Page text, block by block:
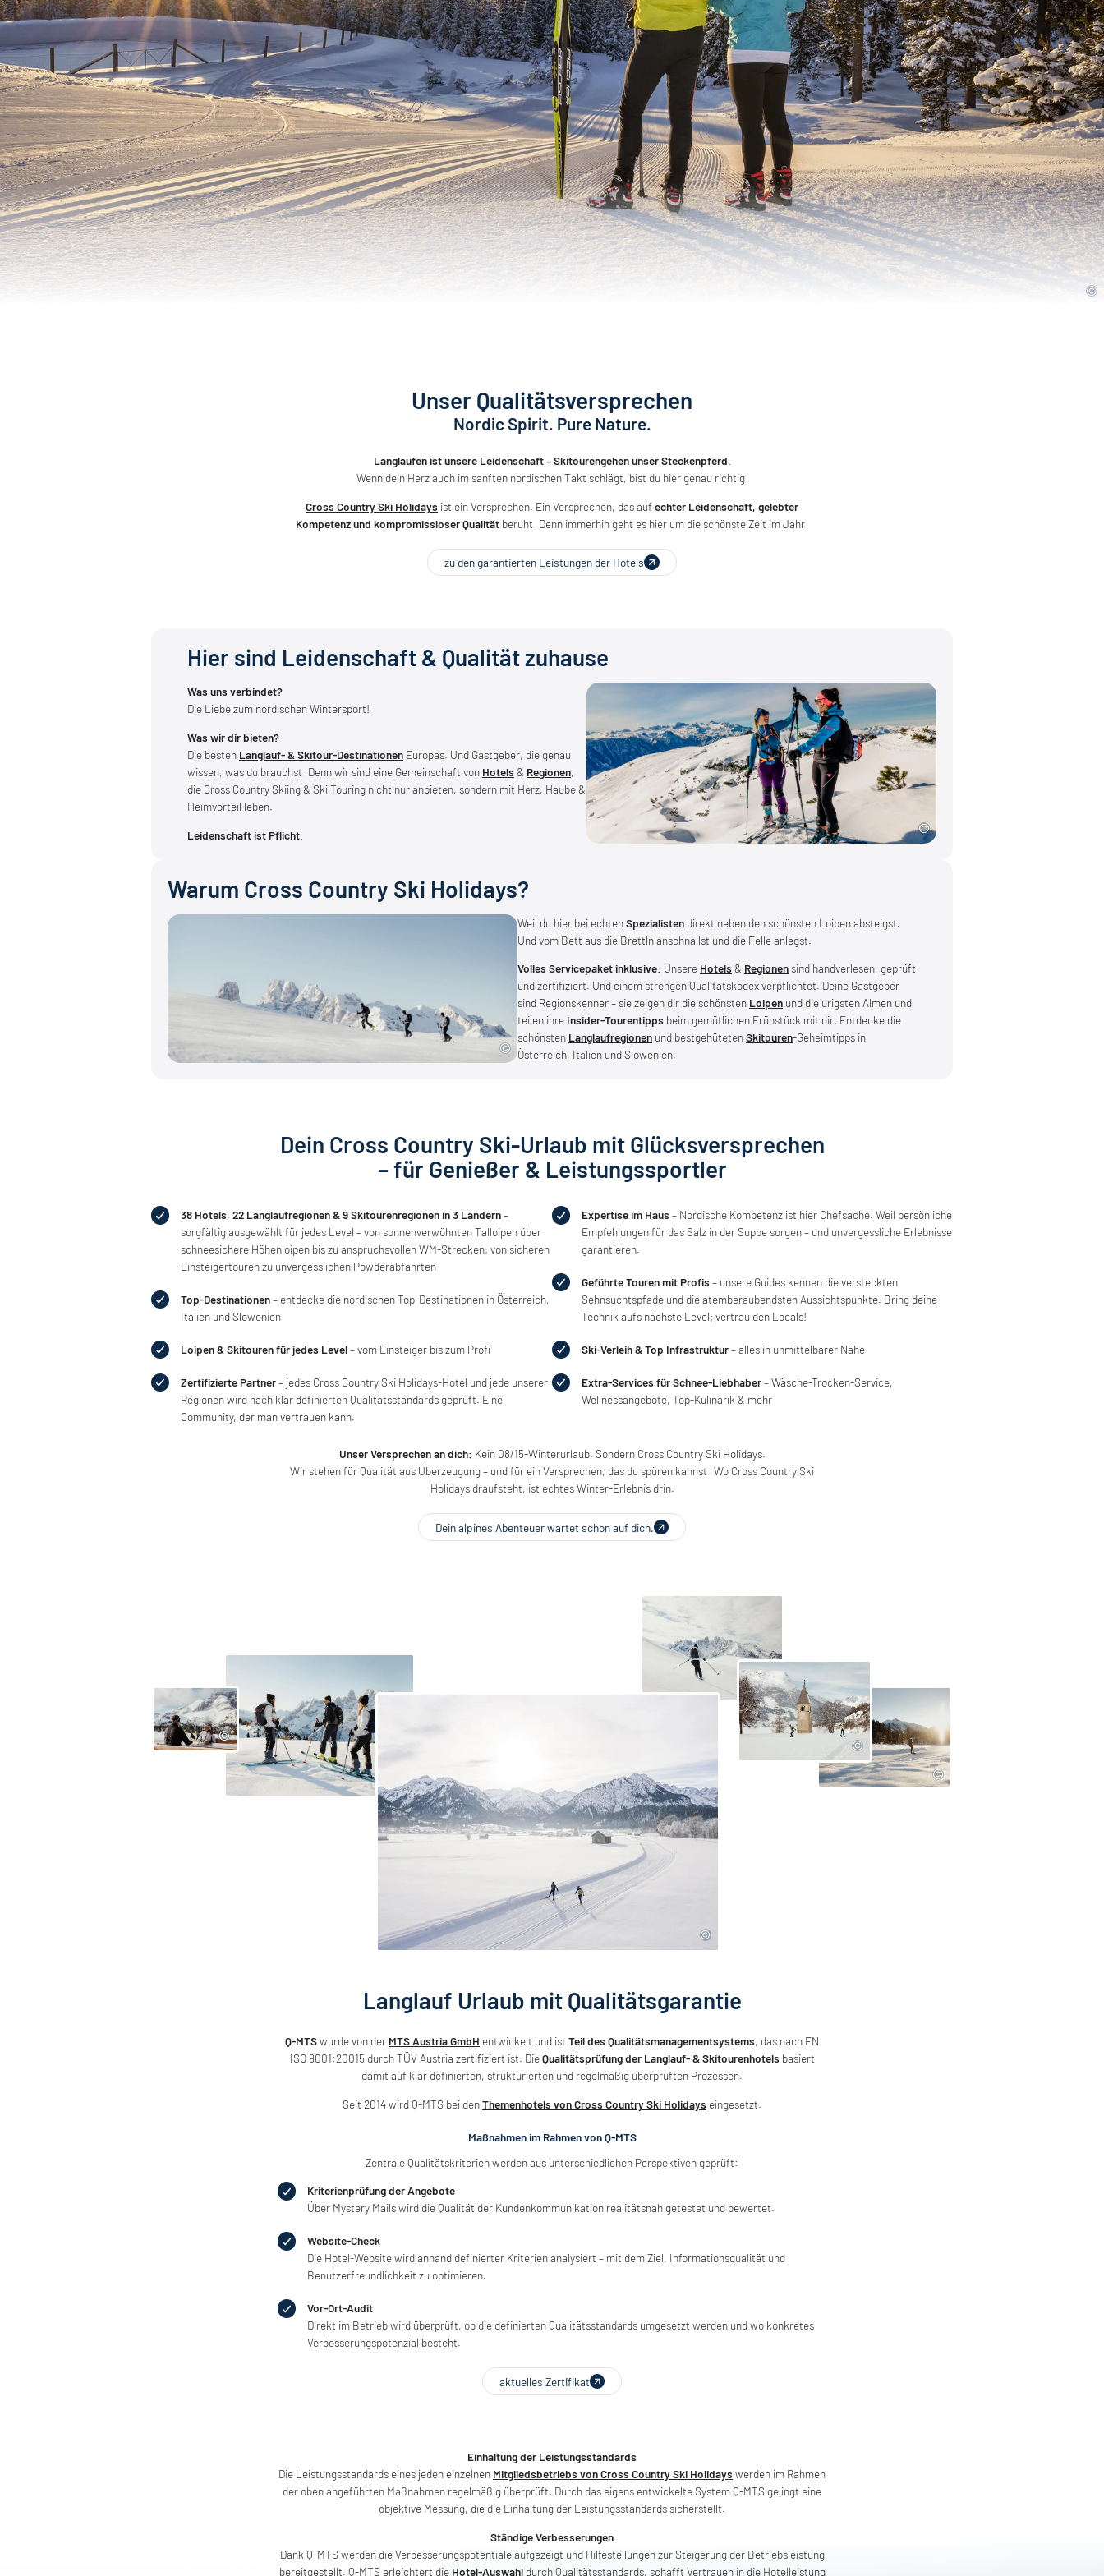
Unser Qualitätsversprechen
Nordic Spirit. Pure Nature.
Langlaufen ist unsere Leidenschaft – Skitourengehen unser Steckenpferd.
Wenn dein Herz auch im sanften nordischen Takt schlägt, bist du hier genau richtig.
Cross Country Ski Holidays ist ein Versprechen. Ein Versprechen, das auf echter Leidenschaft, gelebter
Kompetenz und kompromissloser Qualität beruht. Denn immerhin geht es hier um die schönste Zeit im Jahr.
zu den garantierten Leistungen der Hotels
Hier sind Leidenschaft & Qualität zuhause
Was uns verbindet?
Die Liebe zum nordischen Wintersport!
Was wir dir bieten?
Die besten Langlauf- & Skitour-Destinationen Europas. Und Gastgeber, die genau
wissen, was du brauchst. Denn wir sind eine Gemeinschaft von Hotels& Regionen,
die Cross Country Skiing & Ski Touring nicht nur anbieten, sondern mit Herz, Haube &
Heimvorteil leben.
Leidenschaft ist Pflicht.
Warum Cross Country Ski Holidays?
Weil du hier bei echtenSpezialisten direkt neben den schönsten Loipen absteigst.
Und vom Bett aus die Brettln anschnallst und die Felle anlegst.
Volles Servicepaket inklusive: Unsere Hotels& Regionen sind handverlesen, geprüft
und zertifiziert. Und einem strengen Qualitätskodex verpflichtet. Deine Gastgeber
sind Regionskenner – sie zeigen dir die schönsten Loipen und die urigsten Almen und
teilen ihre Insider-Tourentipps beim gemütlichen Frühstück mit dir. Entdecke die
schönsten Langlaufregionen und bestgehütetenSkitouren-Geheimtipps in
Österreich, Italien und Slowenien.
Dein Cross Country Ski-Urlaub mit Glücksversprechen
– für Genießer & Leistungssportler
38 Hotels, 22 Langlaufregionen & 9 Skitourenregionen in 3 Ländern–
sorgfältig ausgewählt für jedes Level – von sonnenverwöhnten Talloipen über
schneesichere Höhenloipen bis zu anspruchsvollen WM-Strecken; von sicheren
Einsteigertouren zu unvergesslichen Powderabfahrten
Top-Destinationen– entdecke die nordischen Top-Destinationen in Österreich,
Italien und Slowenien
Loipen & Skitouren für jedes Level– vom Einsteiger bis zum Profi
Zertifizierte Partner– jedes Cross Country Ski Holidays-Hotel und jede unserer
Regionen wird nach klar definierten Qualitätsstandards geprüft. Eine
Community, der man vertrauen kann.
Expertise im Haus– Nordische Kompetenz ist hier Chefsache. Weil persönliche
Empfehlungen für das Salz in der Suppe sorgen – und unvergessliche Erlebnisse
garantieren.
Geführte Touren mit Profis– unsere Guides kennen die versteckten
Sehnsuchtspfade und die atemberaubendsten Aussichtspunkte. Bring deine
Technik aufs nächste Level; vertrau den Locals!
Ski-Verleih & Top Infrastruktur– alles in unmittelbarer Nähe
Extra-Services für Schnee-Liebhaber– Wäsche-Trocken-Service,
Wellnessangebote, Top-Kulinarik & mehr
Unser Versprechen an dich: Kein 08/15-Winterurlaub. Sondern Cross Country Ski Holidays.
Wir stehen für Qualität aus Überzeugung – und für ein Versprechen, das du spüren kannst: Wo Cross Country Ski
Holidays draufsteht, ist echtes Winter-Erlebnis drin.
Dein alpines Abenteuer wartet schon auf dich.
Langlauf Urlaub mit Qualitätsgarantie
Q-MTSwurde von der MTS Austria GmbH entwickelt und ist Teil des Qualitätsmanagementsystems, das nach EN
ISO 9001:20015 durch TÜV Austria zertifiziert ist. DieQualitätsprüfung der Langlauf- & Skitourenhotelsbasiert
damit auf klar definierten, strukturierten und regelmäßig überprüften Prozessen.
Seit 2014 wird Q-MTS bei denThemenhotels von Cross Country Ski Holidays eingesetzt.
Maßnahmen im Rahmen von Q-MTS
Zentrale Qualitätskriterien werden aus unterschiedlichen Perspektiven geprüft:
Kriterienprüfung der Angebote
Über Mystery Mails wird die Qualität der Kundenkommunikation realitätsnah getestet und bewertet.
Website-Check
Die Hotel-Website wird anhand definierter Kriterien analysiert – mit dem Ziel, Informationsqualität und
Benutzerfreundlichkeit zu optimieren.
Vor-Ort-Audit
Direkt im Betrieb wird überprüft, ob die definierten Qualitätsstandards umgesetzt werden und wo konkretes
Verbesserungspotenzial besteht.
aktuelles Zertifikat
Einhaltung der Leistungsstandards
Die Leistungsstandards eines jeden einzelnen Mitgliedsbetriebs von Cross Country Ski Holidayswerden im Rahmen
der oben angeführten Maßnahmen regelmäßig überprüft. Durch das eigens entwickelte System Q-MTS gelingt eine
objektive Messung, die die Einhaltung der Leistungsstandards sicherstellt.
Ständige Verbesserungen
Dank Q-MTS werden die Verbesserungspotentiale aufgezeigt und Hilfestellungen zur Steigerung der Betriebsleistung
bereitgestellt. Q-MTS erleichtert die Hotel-Auswahldurch Qualitätsstandards, schafft Vertrauen in die Hotelleistung